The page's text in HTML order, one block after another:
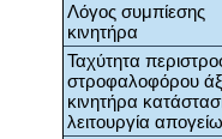
Λόγος συμπίεσης
κινητήρα
Ταχύτητα
στροφαλοφόρου
κινητήρα
λειτουργία